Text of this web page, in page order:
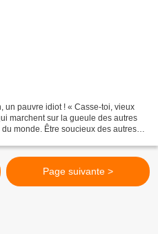
un pauvre idiot ! « Casse-toi, vieux
marchent sur la gueule des autres
monde. Être soucieux des autres
Page suivante >